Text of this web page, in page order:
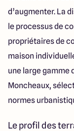
d’augmenter. La
le processus de
propriétaires de
maison
une large gamme
Moncheaux,
normes
Le profil des